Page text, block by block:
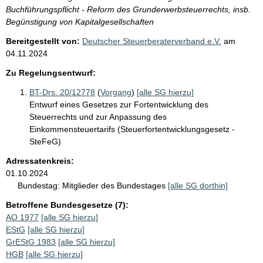
Buchführungspflicht - Reform des Grunderwerbsteuerrechts, insb.
Begünstigung von Kapitalgesellschaften
Bereitgestellt von: Deutscher Steuerberaterverband e.V. am
04.11.2024
Zu Regelungsentwurf:
BT-Drs. 20/12778 (Vorgang) [alle SG hierzu]
Entwurf eines Gesetzes zur Fortentwicklung des
Steuerrechts und zur Anpassung des
Einkommensteuertarifs (Steuerfortentwicklungsgesetz -
SteFeG)
Adressatenkreis:
01.10.2024
Bundestag: Mitglieder des Bundestages [alle SG dorthin]
Betroffene Bundesgesetze (7):
AO 1977 [alle SG hierzu]
EStG [alle SG hierzu]
GrEStG 1983 [alle SG hierzu]
HGB [alle SG hierzu]